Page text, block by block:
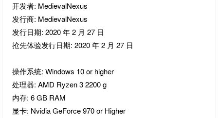
开发者: MedievalNexus
发行商: MedievalNexus
发行日期: 2020 年 2 月 27 日
抢先体验发行日期: 2020 年 2 月 27 日
操作系统: Windows 10 or higher
处理器: AMD Ryzen 3 2200 g
内存: 6 GB RAM
显卡: Nvidia GeForce 970 or Higher